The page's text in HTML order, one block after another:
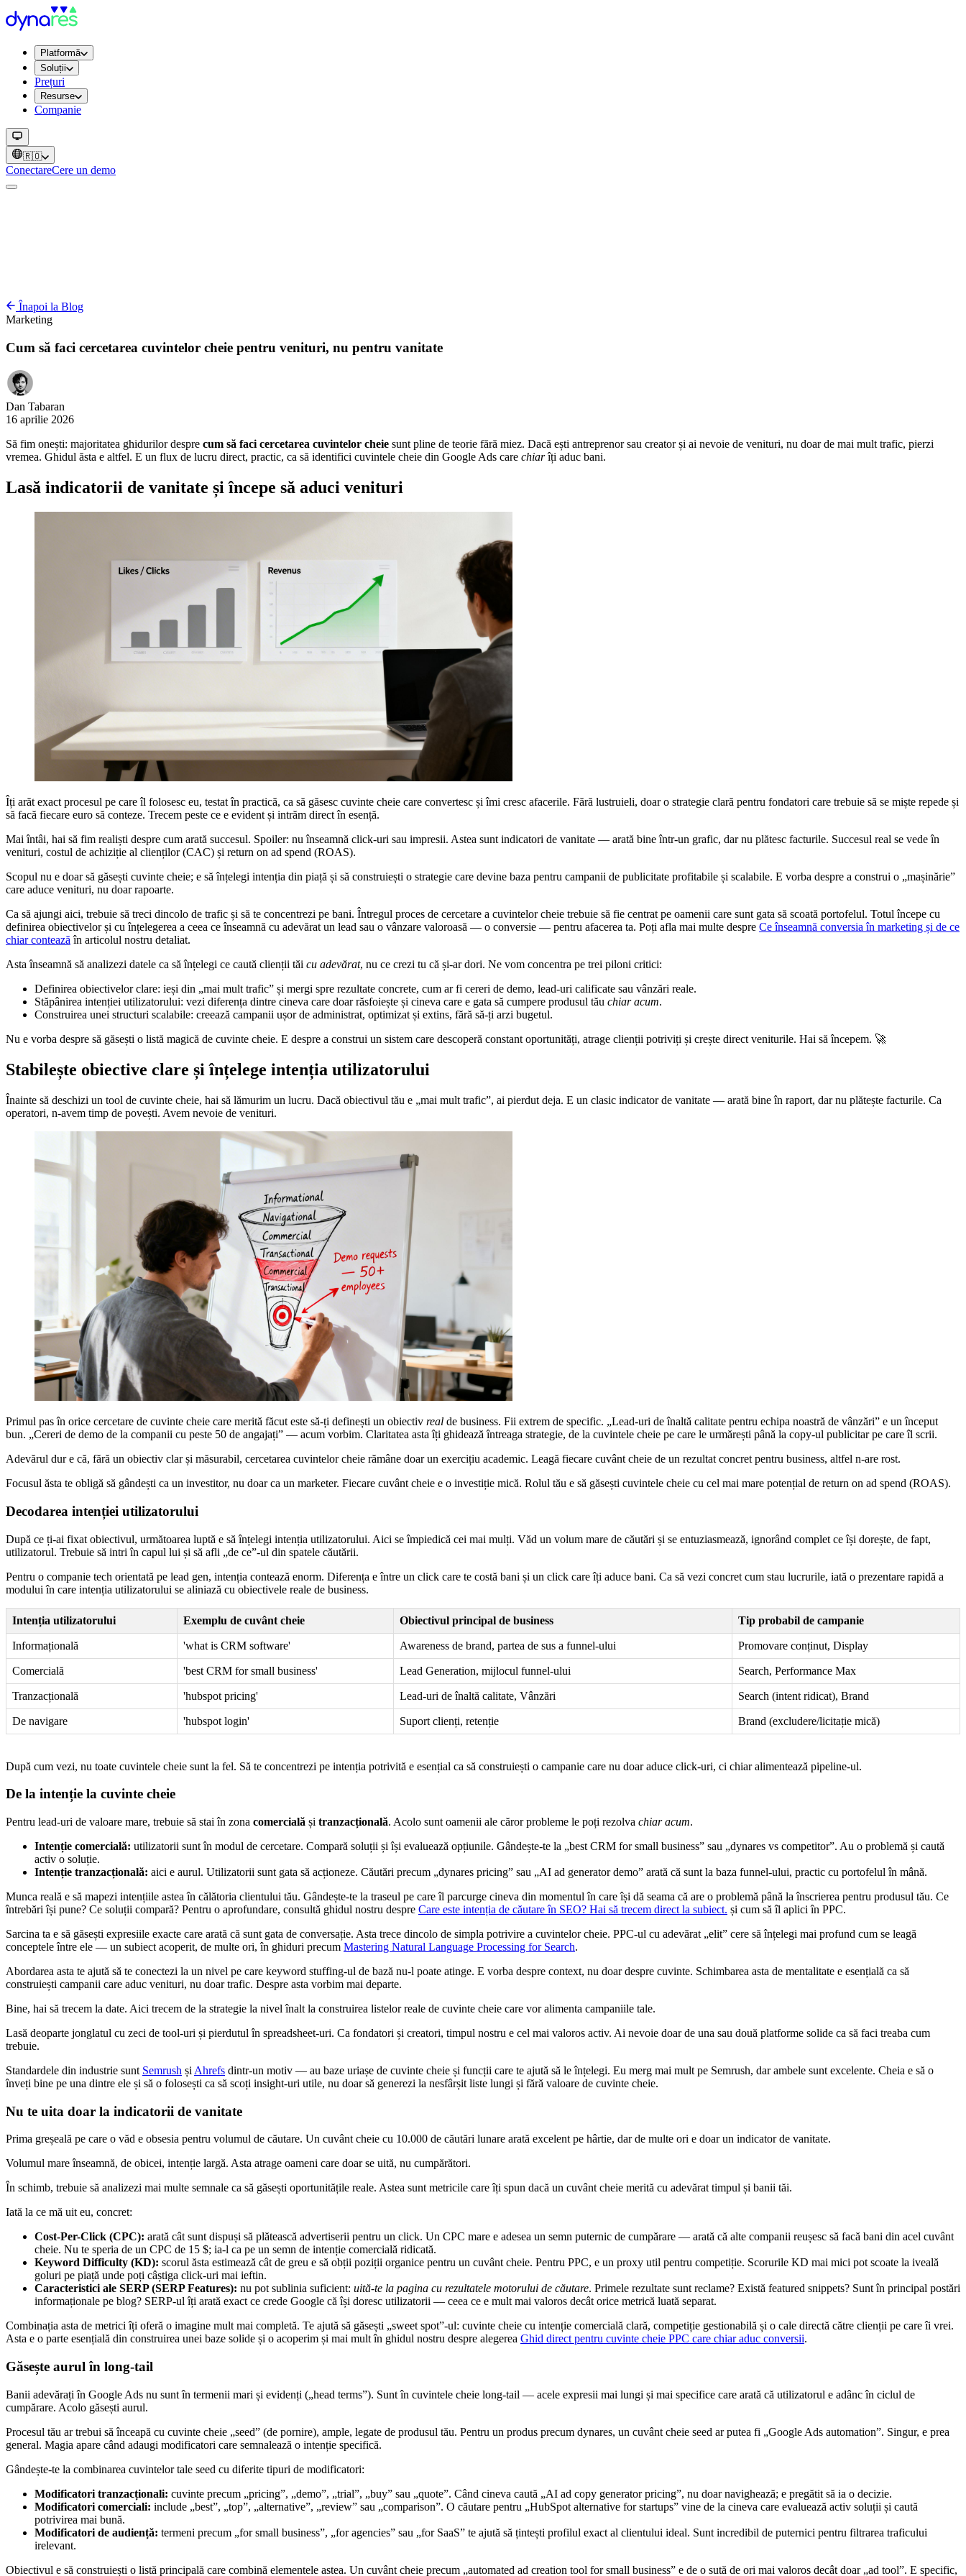
Platformă
Soluții
Prețuri
Resurse
Companie
🇷🇴
ConectareCere un demo
Înapoi la Blog
Marketing
Cum să faci cercetarea cuvintelor cheie pentru venituri, nu pentru vanitate
Dan Tabaran
16 aprilie 2026
Să fim onești: majoritatea ghidurilor despre cum să faci cercetarea cuvintelor cheie sunt pline de teorie fără miez. Dacă ești antreprenor sau creator și ai nevoie de venituri, nu doar de mai mult trafic, pierzi
vremea. Ghidul ăsta e altfel. E un flux de lucru direct, practic, ca să identifici cuvintele cheie din Google Ads care chiarîți aduc bani.
Lasă indicatorii de vanitate și începe să aduci venituri
Îți arăt exact procesul pe care îl folosesc eu, testat în practică, ca să găsesc cuvinte cheie care convertesc și îmi cresc afacerile. Fără lustruieli, doar o strategie clară pentru fondatori care trebuie să se miște repede și
să facă fiecare euro să conteze. Trecem peste ce e evident și intrăm direct în esență.
Mai întâi, hai să fim realiști despre cum arată succesul. Spoiler: nu înseamnă click-uri sau impresii. Astea sunt indicatori de vanitate — arată bine într-un grafic, dar nu plătesc facturile. Succesul real se vede în
venituri, costul de achiziție al clienților (CAC) și return on ad spend (ROAS).
Scopul nu e doar să găsești cuvinte cheie; e să înțelegi intenția din piață și să construiești o strategie care devine baza pentru campanii de publicitate profitabile și scalabile. E vorba despre a construi o „mașinărie”
care aduce venituri, nu doar rapoarte.
Ca să ajungi aici, trebuie să treci dincolo de trafic și să te concentrezi pe bani. Întregul proces de cercetare a cuvintelor cheie trebuie să fie centrat pe oamenii care sunt gata să scoată portofelul. Totul începe cu
definirea obiectivelor și cu înțelegerea a ceea ce înseamnă cu adevărat un lead sau o vânzare valoroasă — o conversie — pentru afacerea ta. Poți afla mai multe despre Ce înseamnă conversia în marketing și de ce
chiar contează în articolul nostru detaliat.
Asta înseamnă să analizezi datele ca să înțelegi ce caută clienții tăi cu adevărat, nu ce crezi tu că și-ar dori. Ne vom concentra pe trei piloni critici:
Definirea obiectivelor clare: ieși din „mai mult trafic” și mergi spre rezultate concrete, cum ar fi cereri de demo, lead-uri calificate sau vânzări reale.
Stăpânirea intenției utilizatorului: vezi diferența dintre cineva care doar răsfoiește și cineva care e gata să cumpere produsul tău chiar acum.
Construirea unei structuri scalabile: creează campanii ușor de administrat, optimizat și extins, fără să-ți arzi bugetul.
Nu e vorba despre să găsești o listă magică de cuvinte cheie. E despre a construi un sistem care descoperă constant oportunități, atrage clienții potriviți și crește direct veniturile. Hai să începem. 🚀
Stabilește obiective clare și înțelege intenția utilizatorului
Înainte să deschizi un tool de cuvinte cheie, hai să lămurim un lucru. Dacă obiectivul tău e „mai mult trafic”, ai pierdut deja. E un clasic indicator de vanitate — arată bine în raport, dar nu plătește facturile. Ca
operatori, n-avem timp de povești. Avem nevoie de venituri.
Primul pas în orice cercetare de cuvinte cheie care merită făcut este să-ți definești un obiectiv real de business. Fii extrem de specific. „Lead-uri de înaltă calitate pentru echipa noastră de vânzări” e un început
bun. „Cereri de demo de la companii cu peste 50 de angajați” — acum vorbim. Claritatea asta îți ghidează întreaga strategie, de la cuvintele cheie pe care le urmărești până la copy-ul publicitar pe care îl scrii.
Adevărul dur e că, fără un obiectiv clar și măsurabil, cercetarea cuvintelor cheie rămâne doar un exercițiu academic. Leagă fiecare cuvânt cheie de un rezultat concret pentru business, altfel n-are rost.
Focusul ăsta te obligă să gândești ca un investitor, nu doar ca un marketer. Fiecare cuvânt cheie e o investiție mică. Rolul tău e să găsești cuvintele cheie cu cel mai mare potențial de return on ad spend (ROAS).
Decodarea intenției utilizatorului
După ce ți-ai fixat obiectivul, următoarea luptă e să înțelegi intenția utilizatorului. Aici se împiedică cei mai mulți. Văd un volum mare de căutări și se entuziasmează, ignorând complet ce își dorește, de fapt,
utilizatorul. Trebuie să intri în capul lui și să afli „de ce”-ul din spatele căutării.
Pentru o companie tech orientată pe lead gen, intenția contează enorm. Diferența e între un click care te costă bani și un click care îți aduce bani. Ca să vezi concret cum stau lucrurile, iată o prezentare rapidă a
modului în care intenția utilizatorului se aliniază cu obiectivele reale de business.
Intenția utilizatorului Exemplu de cuvânt cheie Obiectivul principal de business Tip probabil de campanie
Informațională 'what is CRM software' Awareness de brand, partea de sus a funnel-ului Promovare conținut, Display
Comercială 'best CRM for small business' Lead Generation, mijlocul funnel-ului Search, Performance Max
Tranzacțională 'hubspot pricing' Lead-uri de înaltă calitate, Vânzări Search (intent ridicat), Brand
De navigare 'hubspot login' Suport clienți, retenție Brand (excludere/licitație mică)
După cum vezi, nu toate cuvintele cheie sunt la fel. Să te concentrezi pe intenția potrivită e esențial ca să construiești o campanie care nu doar aduce click-uri, ci chiar alimentează pipeline-ul.
De la intenție la cuvinte cheie
Pentru lead-uri de valoare mare, trebuie să stai în zona comercială și tranzacțională. Acolo sunt oamenii ale căror probleme le poți rezolva chiar acum.
Intenție comercială: utilizatorii sunt în modul de cercetare. Compară soluții și își evaluează opțiunile. Gândește-te la „best CRM for small business” sau „dynares vs competitor”. Au o problemă și caută
activ o soluție.
Intenție tranzacțională: aici e aurul. Utilizatorii sunt gata să acționeze. Căutări precum „dynares pricing” sau „AI ad generator demo” arată că sunt la baza funnel-ului, practic cu portofelul în mână.
Munca reală e să mapezi intențiile astea în călătoria clientului tău. Gândește-te la traseul pe care îl parcurge cineva din momentul în care își dă seama că are o problemă până la înscrierea pentru produsul tău. Ce
întrebări își pune? Ce soluții compară? Pentru o aprofundare, consultă ghidul nostru despre Care este intenția de căutare în SEO? Hai să trecem direct la subiect. și cum să îl aplici în PPC.
Sarcina ta e să găsești expresiile exacte care arată că sunt gata de conversație. Asta trece dincolo de simpla potrivire a cuvintelor cheie. PPC-ul cu adevărat „elit” cere să înțelegi mai profund cum se leagă
conceptele între ele — un subiect acoperit, de multe ori, în ghiduri precum Mastering Natural Language Processing for Search.
Abordarea asta te ajută să te conectezi la un nivel pe care keyword stuffing-ul de bază nu-l poate atinge. E vorba despre context, nu doar despre cuvinte. Schimbarea asta de mentalitate e esențială ca să
construiești campanii care aduc venituri, nu doar trafic. Despre asta vorbim mai departe.
Bine, hai să trecem la date. Aici trecem de la strategie la nivel înalt la construirea listelor reale de cuvinte cheie care vor alimenta campaniile tale.
Lasă deoparte jonglatul cu zeci de tool-uri și pierdutul în spreadsheet-uri. Ca fondatori și creatori, timpul nostru e cel mai valoros activ. Ai nevoie doar de una sau două platforme solide ca să faci treaba cum
trebuie.
Standardele din industrie sunt Semrush și Ahrefs dintr-un motiv — au baze uriașe de cuvinte cheie și funcții care te ajută să le înțelegi. Eu merg mai mult pe Semrush, dar ambele sunt excelente. Cheia e să o
înveți bine pe una dintre ele și să o folosești ca să scoți insight-uri utile, nu doar să generezi la nesfârșit liste lungi și fără valoare de cuvinte cheie.
Nu te uita doar la indicatorii de vanitate
Prima greșeală pe care o văd e obsesia pentru volumul de căutare. Un cuvânt cheie cu 10.000 de căutări lunare arată excelent pe hârtie, dar de multe ori e doar un indicator de vanitate.
Volumul mare înseamnă, de obicei, intenție largă. Asta atrage oameni care doar se uită, nu cumpărători.
În schimb, trebuie să analizezi mai multe semnale ca să găsești oportunitățile reale. Astea sunt metricile care îți spun dacă un cuvânt cheie merită cu adevărat timpul și banii tăi.
Iată la ce mă uit eu, concret:
Cost-Per-Click (CPC): arată cât sunt dispuși să plătească advertiserii pentru un click. Un CPC mare e adesea un semn puternic de cumpărare — arată că alte companii reușesc să facă bani din acel cuvânt
cheie. Nu te speria de un CPC de 15 $; ia-l ca pe un semn de intenție comercială ridicată.
Keyword Difficulty (KD): scorul ăsta estimează cât de greu e să obții poziții organice pentru un cuvânt cheie. Pentru PPC, e un proxy util pentru competiție. Scorurile KD mai mici pot scoate la iveală
goluri pe piață unde poți câștiga click-uri mai ieftin.
Caracteristici ale SERP (SERP Features): nu pot sublinia suficient: uită-te la pagina cu rezultatele motorului de căutare. Primele rezultate sunt reclame? Există featured snippets? Sunt în principal postări
informaționale pe blog? SERP-ul îți arată exact ce crede Google că își doresc utilizatorii — ceea ce e mult mai valoros decât orice metrică luată separat.
Combinația asta de metrici îți oferă o imagine mult mai completă. Te ajută să găsești „sweet spot”-ul: cuvinte cheie cu intenție comercială clară, competiție gestionabilă și o cale directă către clienții pe care îi vrei.
Asta e o parte esențială din construirea unei baze solide și o acoperim și mai mult în ghidul nostru despre alegerea Ghid direct pentru cuvinte cheie PPC care chiar aduc conversii.
Găsește aurul în long-tail
Banii adevărați în Google Ads nu sunt în termenii mari și evidenți („head terms”). Sunt în cuvintele cheie long-tail — acele expresii mai lungi și mai specifice care arată că utilizatorul e adânc în ciclul de
cumpărare. Acolo găsești aurul.
Procesul tău ar trebui să înceapă cu cuvinte cheie „seed” (de pornire), ample, legate de produsul tău. Pentru un produs precum dynares, un cuvânt cheie seed ar putea fi „Google Ads automation”. Singur, e prea
general. Magia apare când adaugi modificatori care semnalează o intenție specifică.
Gândește-te la combinarea cuvintelor tale seed cu diferite tipuri de modificatori:
Modificatori tranzacționali: cuvinte precum „pricing”, „demo”, „trial”, „buy” sau „quote”. Când cineva caută „AI ad copy generator pricing”, nu doar navighează; e pregătit să ia o decizie.
Modificatori comerciali: include „best”, „top”, „alternative”, „review” sau „comparison”. O căutare pentru „HubSpot alternative for startups” vine de la cineva care evaluează activ soluții și caută
potrivirea mai bună.
Modificatori de audiență: termeni precum „for small business”, „for agencies” sau „for SaaS” te ajută să țintești profilul exact al clientului ideal. Sunt incredibil de puternici pentru filtrarea traficului
irelevant.
Obiectivul e să construiești o listă principală care combină elementele astea. Un cuvânt cheie precum „automated ad creation tool for small business” e de o sută de ori mai valoros decât doar „ad tool”. E specific,